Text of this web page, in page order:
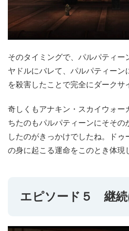
そのタイミングで、パルパティー
ヤドルにバレて、パルパティーン
を殺害したことで完全にダークサ
奇しくもアナキン・スカイウォー
ちたのもパルパティーンにそその
したのがきっかけでしたね。ドゥ
の身に起こる運命をこのとき体現
エピソード５ 継続